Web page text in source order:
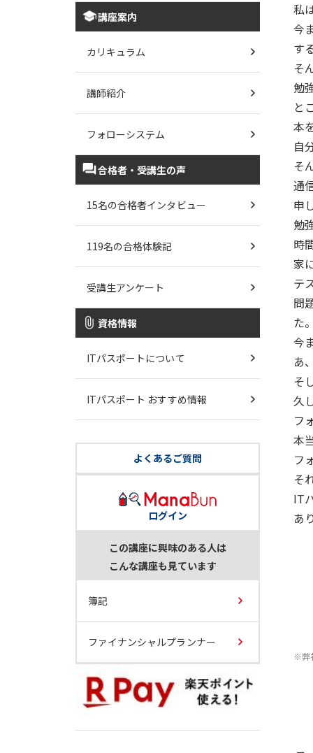
私
今
す
そ
勉
と
本
自
そ
通
申
勉
時
家
テ
問
た
今
あ
そ
久
フ
本
フ
そ
IT
あ
※弊
講座案内
カリキュラム
講師紹介
フォローシステム
合格者・受講生の声
15名の合格者インタビュー
119名の合格体験記
受講生アンケート
資格情報
ITパスポートについて
ITパスポート おすすめ情報
よくあるご質問
ログイン
この講座に興味のある人は
こんな講座も見ています
簿記
ファイナンシャルプランナー